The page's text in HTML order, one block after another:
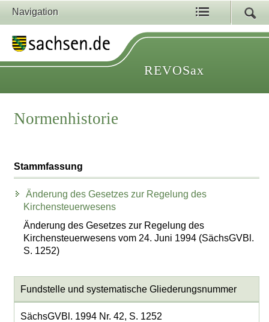
Navigation
REVOSax
Normenhistorie
Stammfassung
Änderung des Gesetzes zur Regelung des
Kirchensteuerwesens
Änderung des Gesetzes zur Regelung des
Kirchensteuerwesens vom 24. Juni 1994 (SächsGVBl.
S. 1252)
Fundstelle und systematische Gliederungsnummer
SächsGVBl. 1994 Nr. 42, S. 1252